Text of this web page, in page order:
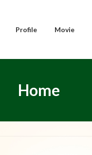
Profile Movie
Home